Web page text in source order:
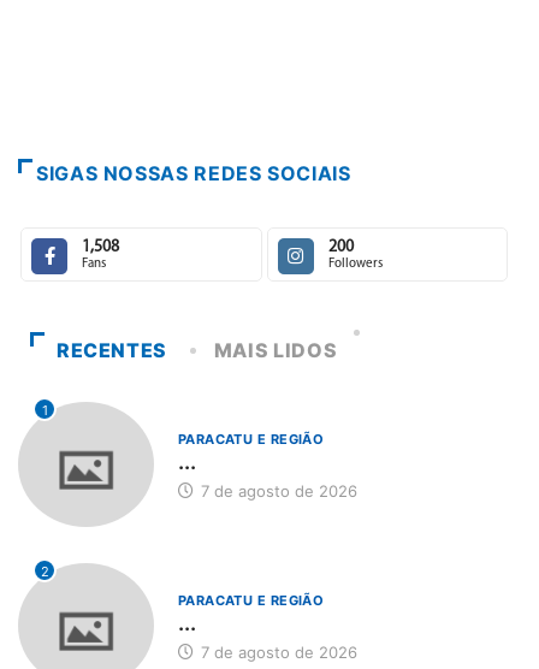
SIGAS NOSSAS REDES SOCIAIS
1,508
Fans
200
Followers
RECENTES MAIS LIDOS
1
PARACATU E REGIÃO
...
7 de agosto de 2026
2
PARACATU E REGIÃO
...
7 de agosto de 2026